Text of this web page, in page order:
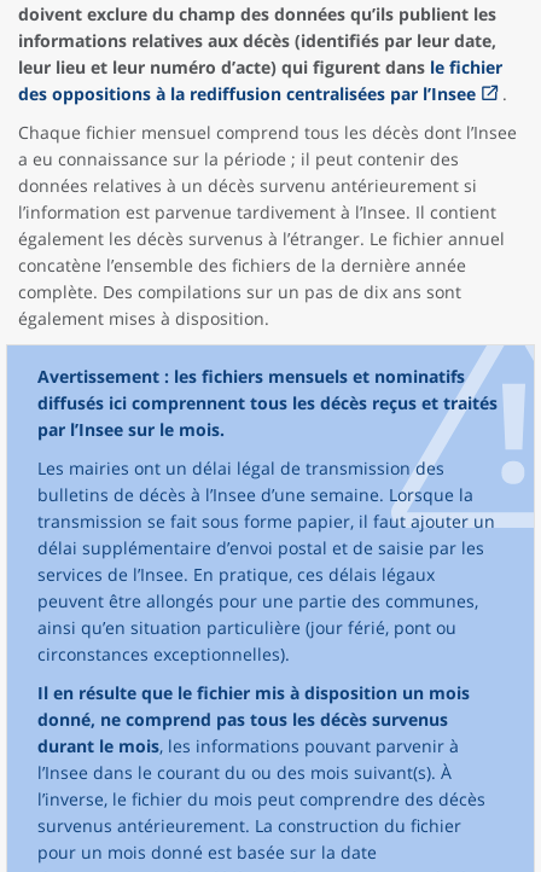
doivent exclure du champ des données qu’ils publient les
informations relatives aux décès (identifiés par leur date,
leur lieu et leur numéro d’acte) qui figurent dans le fichier
des oppositions à la rediffusion centralisées par l’Insee
.
Chaque fichier mensuel comprend tous les décès dont l’Insee
a eu connaissance sur la période ; il peut contenir des
données relatives à un décès survenu antérieurement si
l’information est parvenue tardivement à l’Insee. Il contient
également les décès survenus à l’étranger. Le fichier annuel
concatène l’ensemble des fichiers de la dernière année
complète. Des compilations sur un pas de dix ans sont
également mises à disposition.
Avertissement : les fichiers mensuels et nominatifs
diffusés ici comprennent tous les décès reçus et traités
par l’Insee sur le mois.
Les mairies ont un délai légal de transmission des
bulletins de décès à l’Insee d’une semaine. Lorsque la
transmission se fait sous forme papier, il faut ajouter un
délai supplémentaire d’envoi postal et de saisie par les
services de l’Insee. En pratique, ces délais légaux
peuvent être allongés pour une partie des communes,
ainsi qu’en situation particulière (jour férié, pont ou
circonstances exceptionnelles).
Il en résulte que le fichier mis à disposition un mois
donné, ne comprend pas tous les décès survenus
durant le mois, les informations pouvant parvenir à
l’Insee dans le courant du ou des mois suivant(s). À
l’inverse, le fichier du mois peut comprendre des décès
survenus antérieurement. La construction du fichier
pour un mois donné est basée sur la date